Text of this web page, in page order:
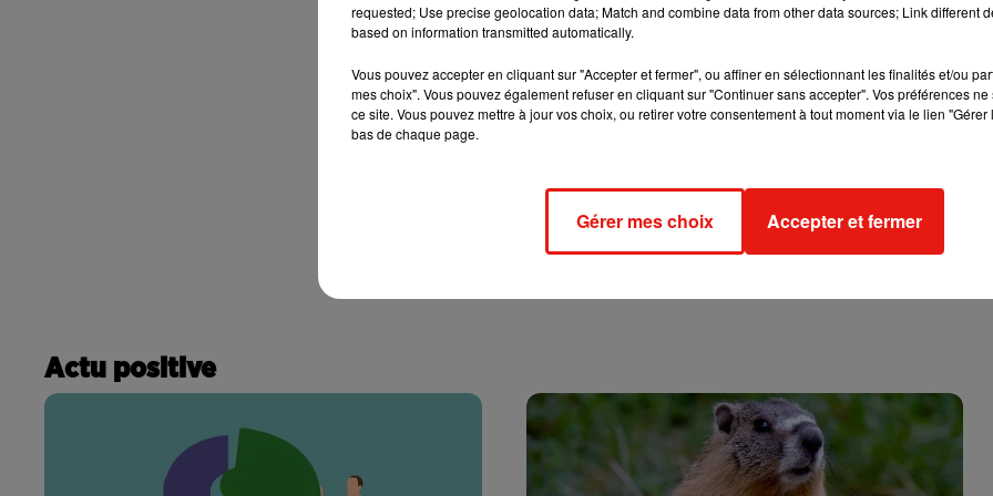
Actu positive
requested; Use precise geolocation data; Match and combine data from other data sources; Link different
based on information transmitted automatically.
Vous pouvez accepter en cliquant sur "Accepter et fermer", ou affiner en sélectionnant les finalités et/ou
mes choix". Vous pouvez également refuser en cliquant sur "Continuer sans accepter". Vos préférences
ce site. Vous pouvez mettre à jour vos choix, ou retirer votre consentement à tout moment via le lien
bas de chaque page.
Gérer mes choix Accepter et fermer